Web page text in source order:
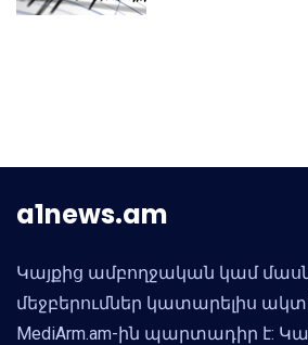
a1news.am
Կայքից ամբողջական կամ
մեջբերումներ կատարելիս
MediArm.am-ին պարտադիր է: